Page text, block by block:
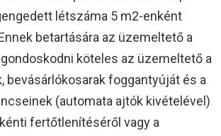
létszáma 5 m2-enként
betartására az üzemeltető a
köteles az üzemeltető a
bevásárlókosarak foggantyúját és a
(automata ajtók kivételével)
fertőtlenítéséről vagy a